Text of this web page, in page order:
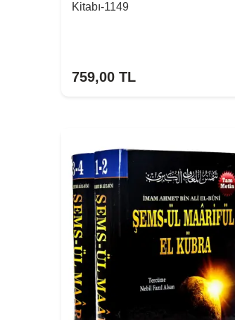
Kitabı-1149
759,00 TL